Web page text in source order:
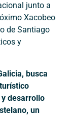
junto a
Xacobeo
de Santiago
y
busca
desarrollo
un